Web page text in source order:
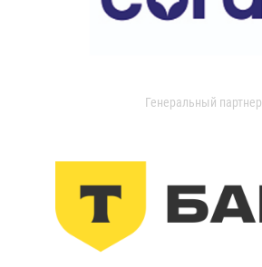
Генеральный партнер